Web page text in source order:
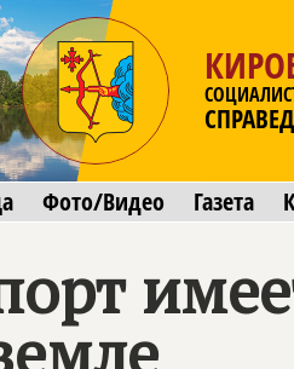
Фото/Видео Газета